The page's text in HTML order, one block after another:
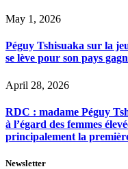
May 1, 2026
Péguy Tshisuaka sur la
se lève pour son pays
April 28, 2026
RDC : madame Péguy
à l’égard des femmes
principalement la
Newsletter